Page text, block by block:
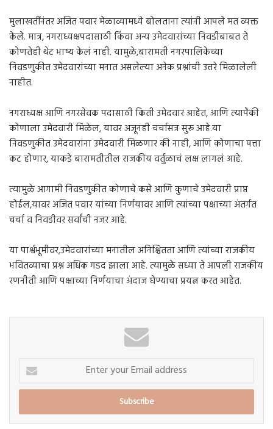
मुलाखतींनंतर अजित पवार मेळाव्यामध्ये बोलताना त्यांनी आपले मत व्यक्त
केले. मात्र, नगराध्यक्षपदासाठी किंवा अन्य उमेदवारांच्या निवडीबाबत ते
कोणतेही थेट भाष्य केलं नाही. यामुळे,बारामती नगरपालिकेच्या
निवडणुकीत उमेदवारांच्या मनात असलेल्या अनेक प्रश्नांची उत्तरे मिळालेली
नाहीत.
नगराध्यक्ष आणि नगरसेवक पदासाठी किती उमेदवार आहेत, आणि त्यापैकी
कोणाला उमेदवारी मिळेल, यावर अजूनही चर्चासत्र सुरू आहे.या
निवडणुकीत उमेदवारांना उमेदवारी मिळणार की नाही, आणि कोणाचा पत्ता
कट होणार, याकडे बारामतीतील राजकीय वर्तुळाचं लक्ष लागलं आहे.
त्यामुळे आगामी निवडणुकीत कोणाचे कसे आणि कुणाचे उमेदवारी प्राप्त
होईल,यावर अजित पवार यांच्या निर्णयावर आणि त्यांच्या पक्षाच्या अंतर्गत
चर्चा व निवडीवर सर्वांची नजर आहे.
या पार्श्वभूमीवर,उमेदवारांच्या मनातील अनिश्चितता आणि त्यांच्या राजकीय
भवितव्याचा प्रश्न अधिक गडद झाला आहे. त्यामुळे सध्या ते आपली राजकीय
रणनीती आणि पक्षाच्या निर्णयाचा अंदाज घेण्याचा प्रयत्न करत आहेत.
Enter
your
Email